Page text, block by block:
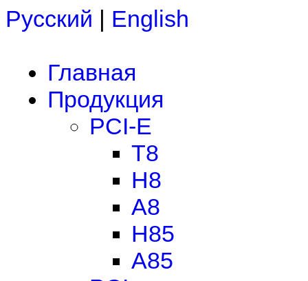
Русский | English
Главная
Продукция
PCI-E
T8
H8
A8
H85
A85